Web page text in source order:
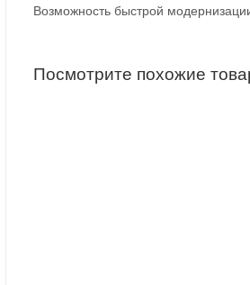
Возможность быстрой
Посмотрите похожие